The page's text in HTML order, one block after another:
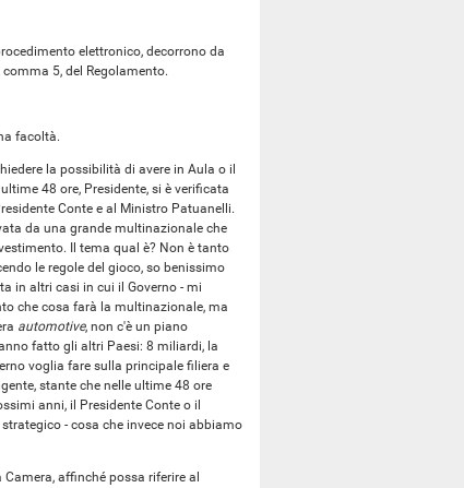
elettronico, decorrono da
5, del Regolamento.
facoltà.
la possibilità di avere in Aula o il
48 ore, Presidente, si è verificata
Conte e al Ministro Patuanelli.
da una grande multinazionale che
Il tema qual è? Non è tanto
le regole del gioco, so benissimo
in altri casi in cui il Governo - mi
che cosa farà la multinazionale, ma
automotive, non c'è un piano
fatto gli altri Paesi: 8 miliardi, la
voglia fare sulla principale filiera e
stante che nelle ultime 48 ore
anni, il Presidente Conte o il
- cosa che invece noi abbiamo
affinché possa riferire al